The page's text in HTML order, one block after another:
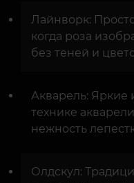
Лайнворк:
когда роза
без теней и
Акварель: Яркие
технике
нежность
Олдскул: